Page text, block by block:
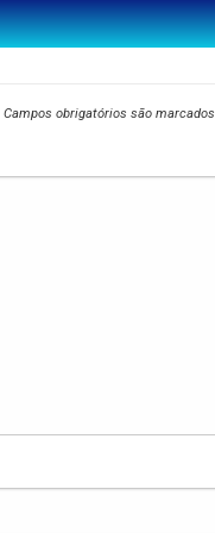
Campos obrigatórios são